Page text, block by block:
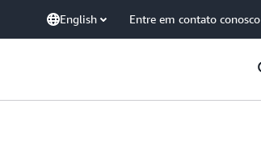
English Entre em contato conosco